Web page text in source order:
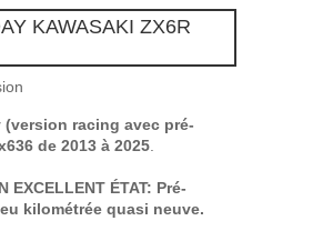
KAWASAKI ZX6R
racing avec pré-
de 2013 à 2025.
EXCELLENT ÉTAT: Pré-
kilométrée quasi neuve.